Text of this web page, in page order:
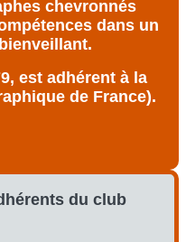
chevronnés
dans un
est adhérent à la
de France).
du club